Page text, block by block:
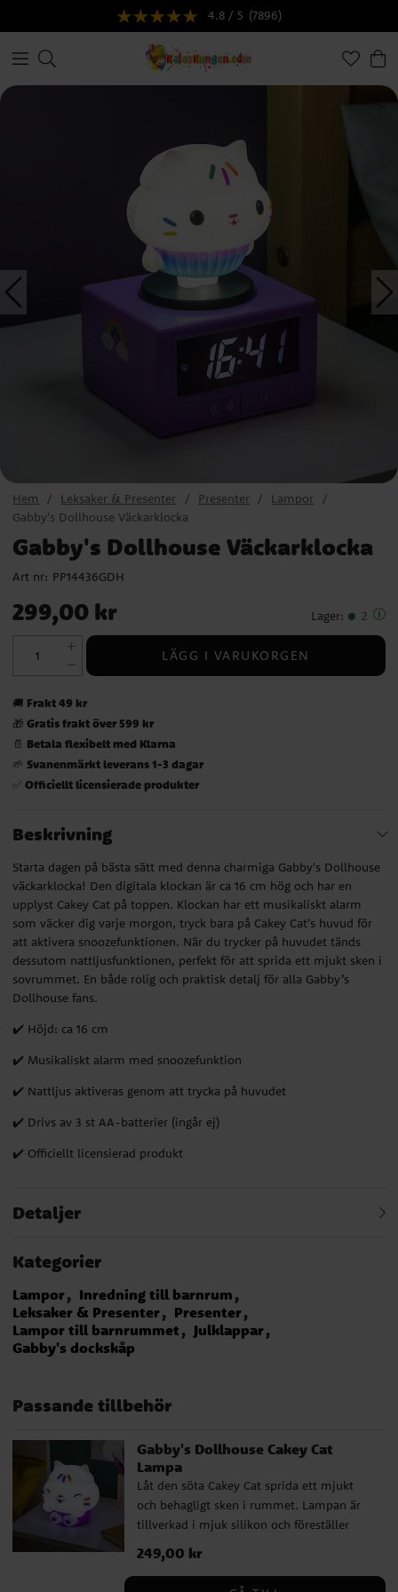
4.8 / 5 (7896)
Hem Leksaker & Presenter Presenter
Lampor
Gabby's Dollhouse Väckarklocka
Gabby's Dollhouse Väckarklocka
Art nr: PP14436GDH
Pris:299,00 kr
299,00 kr Lager: 2
LÄGG I VARUKORGEN
🚚 Frakt 49 kr
🎁 Gratis frakt över 599 kr
📄 Betala flexibelt med Klarna
🌱 Svanenmärkt leverans 1-3 dagar
✅ Officiellt licensierade produkter
Beskrivning
Starta dagen på bästa sätt med denna charmiga Gabby's Dollhouse
väckarklocka! Den digitala klockan är ca 16 cm hög och har en
upplyst Cakey Cat på toppen. Klockan har ett musikaliskt alarm
som väcker dig varje morgon, tryck bara på Cakey Cat's huvud för
att aktivera snoozefunktionen. När du trycker på huvudet tänds
dessutom nattljusfunktionen, perfekt för att sprida ett mjukt sken i
sovrummet. En både rolig och praktisk detalj för alla Gabby’s
Dollhouse fans.
✔️ Höjd: ca 16 cm
✔️ Musikaliskt alarm med snoozefunktion
✔️ Nattljus aktiveras genom att trycka på huvudet
✔️ Drivs av 3 st AA-batterier (ingår ej)
✔️ Officiellt licensierad produkt
Detaljer
Kategorier
Lampor
Inredning till barnrum
Leksaker & Presenter
Presenter
Lampor till barnrummet
Julklappar
Gabby's dockskåp
Passande tillbehör
Gabby's Dollhouse Cakey Cat
Lampa
Låt den söta Cakey Cat sprida ett mjukt
och behagligt sken i rummet. Lampan är
tillverkad i mjuk silikon och föreställer
Cakey Cat i sin klassiska pose. Den har tre
ljuslägen som enkelt ändras genom att
trycka på huvudet, och en inbyggd timer
Pris: 249,00 kr
249,00 kr